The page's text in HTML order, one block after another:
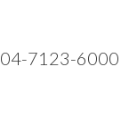
04-7123-6000